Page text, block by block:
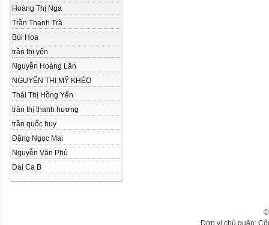
Hoàng Thị Nga
Trần Thanh Trà
Bùi Hoa
trần thị yến
Nguyễn Hoàng Lân
NGUYỂN THỊ MỸ KHÉO
Thái Thị Hồng Yến
tràn thị thanh hương
trần quốc huy
Đặng Ngọc Mai
Nguyễn Văn Phú
Dai Ca B
Đơn vị chủ quản: